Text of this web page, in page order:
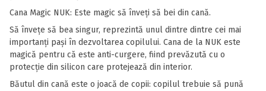
Cana Magic NUK: Este magic să înveți să bei din cană.
Să învețe să bea singur, reprezintă unul dintre dintre cei mai
importanți pași în dezvoltarea copilului. Cana de la NUK este
magică pentru că este anti-curgere, fiind prevăzută cu o
protecție din silicon care protejează din interior.
Băutul din cană este o joacă de copii: copilul trebuie să pună